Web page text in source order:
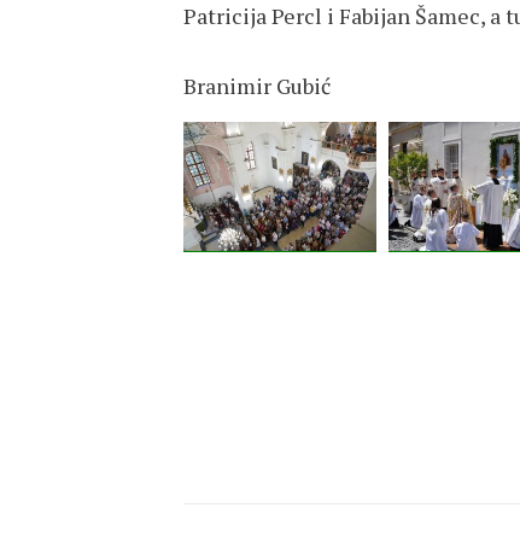
Patricija Percl i Fabijan Šamec, a
Branimir Gubić